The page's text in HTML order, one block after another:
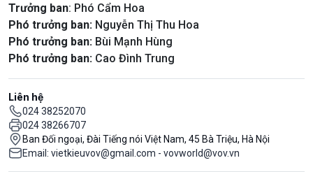
Trưởng ban: Phó Cẩm Hoa
Phó trưởng ban: Nguyễn Thị Thu Hoa
Phó trưởng ban: Bùi Mạnh Hùng
Phó trưởng ban: Cao Đình Trung
Liên hệ
024 38252070
024 38266707
Ban Đối ngoại, Đài Tiếng nói Việt Nam, 45 Bà Triệu, Hà Nội
Email: vietkieuvov@gmail.com - vovworld@vov.vn